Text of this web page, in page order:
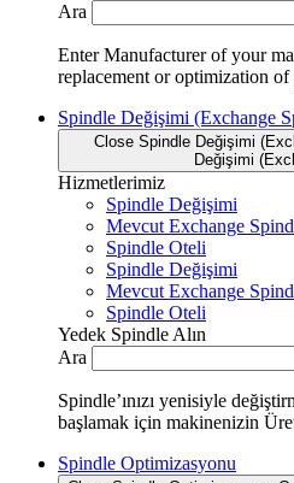
Ara
Enter Manufacturer of your
replacement or optimization
Spindle Değişimi (Exchange
Close Spindle Değişimi
Değişimi
Hizmetlerimiz
Spindle Değişimi
Mevcut Exchange
Spindle Oteli
Spindle Değişimi
Mevcut Exchange
Spindle Oteli
Yedek Spindle Alın
Ara
Spindle’ınızı yenisiyle
başlamak için makinenizin
Spindle Optimizasyonu